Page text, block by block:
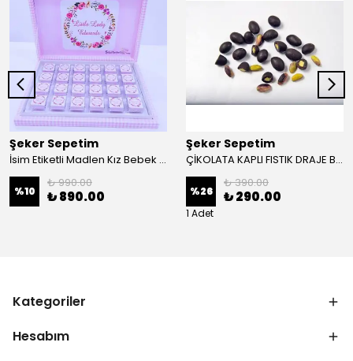
Şeker Sepetim
İsim Etiketli Madlen Kız Bebek Çikolatası 48 Adet Kutulu Madlen EC34
%10
₺ 990.00
₺ 890.00
Şeker Sepetim
ÇİKOLATA KAPLI FISTIK DRAJE BİTTER (MAT FISTIK) 200 gr
%26
₺ 390.00
₺ 290.00
1 Adet
Kategoriler
Hesabım